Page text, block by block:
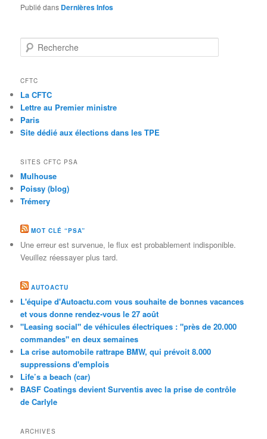
Publié dans Dernières Infos
Recherche
CFTC
La CFTC
Lettre au Premier ministre
Paris
Site dédié aux élections dans les TPE
SITES CFTC PSA
Mulhouse
Poissy (blog)
Trémery
MOT CLÉ “PSA”
Une erreur est survenue, le flux est probablement indisponible.
Veuillez réessayer plus tard.
AUTOACTU
L'équipe d'Autoactu.com vous souhaite de bonnes vacances
et vous donne rendez-vous le 27 août
"Leasing social" de véhicules électriques : "près de 20.000
commandes" en deux semaines
La crise automobile rattrape BMW, qui prévoit 8.000
suppressions d'emplois
Life’s a beach (car)
BASF Coatings devient Surventis avec la prise de contrôle
de Carlyle
ARCHIVES